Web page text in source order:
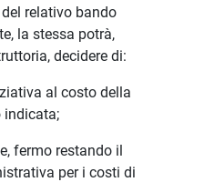
relativo bando
la stessa potrà,
decidere di:
al costo della
indicata;
fermo restando il
per i costi di